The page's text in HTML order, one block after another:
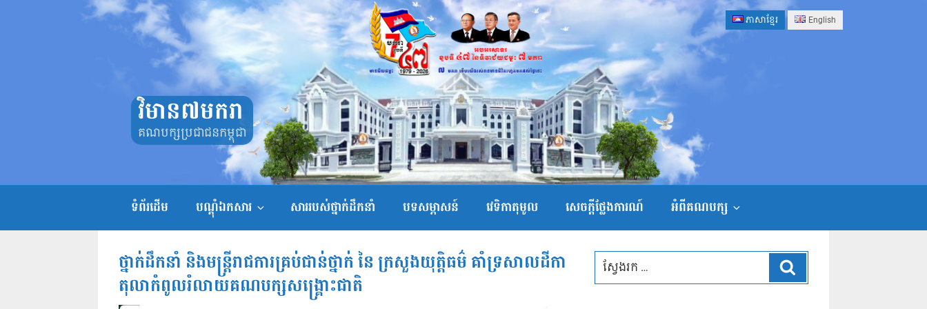
ភាសាខ្មែរ English
វិមាន៧មករា
គណបក្សប្រជាជនកម្ពុជា
ទំព័រដើម បណ្តុំឯកសារ សាររបស់ថ្នាក់ដឹកនាំ បទសម្ភាសន៍ វេទិកាតុមូល សេចក្ដីថ្លែងការណ៍ អំពីគណបក្ស
ថ្នាក់ដឹកនាំ និងមន្រ្តីរាជការគ្រប់ជាន់ថ្នាក់ នៃ ក្រសួងយុត្តិធម៌ គាំទ្រសាលដីកា
តុលាកំពូលរំលាយគណបក្សសង្រ្គោះជាតិ